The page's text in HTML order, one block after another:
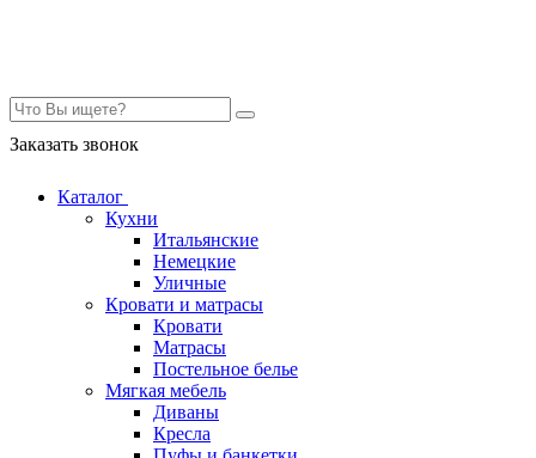
Заказать звонок
Каталог
Кухни
Итальянские
Немецкие
Уличные
Кровати и матрасы
Кровати
Матрасы
Постельное белье
Мягкая мебель
Диваны
Кресла